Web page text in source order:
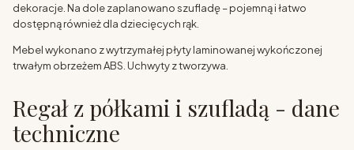
dekoracje. Na dole zaplanowano szufladę – pojemną i łatwo
dostępną również dla dziecięcych rąk.
Mebel wykonano z wytrzymałej płyty laminowanej wykończonej
trwałym obrzeżem ABS. Uchwyty z tworzywa.
Regał z półkami i szufladą - dane
techniczne